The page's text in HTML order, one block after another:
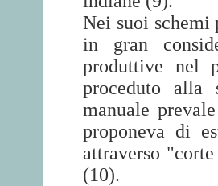
Nei suoi schemi
in gran
produttive nel
proceduto alla
manuale
proponeva di
attraverso
(10).